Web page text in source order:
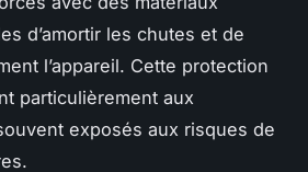
d’amortir les chutes et de
l’appareil. Cette protection
particulièrement aux
exposés aux risques de